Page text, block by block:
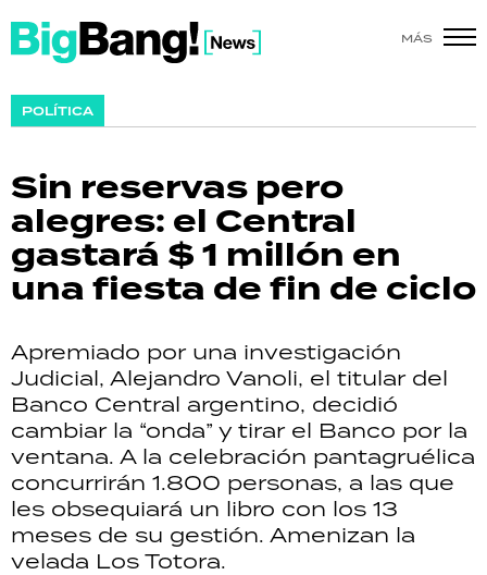
MÁS
POLÍTICA
Sin reservas pero
alegres: el Central
gastará $ 1 millón en
una fiesta de fin de ciclo
Apremiado por una investigación
Judicial, Alejandro Vanoli, el titular del
Banco Central argentino, decidió
cambiar la “onda” y tirar el Banco por la
ventana. A la celebración pantagruélica
concurrirán 1.800 personas, a las que
les obsequiará un libro con los 13
meses de su gestión. Amenizan la
velada Los Totora.
SHOW
ACTUALIDAD
POLICIALES
ECONOMÍA
GRAN HERMANO
SALUD
DEPORTES
TECNOLOGÍA